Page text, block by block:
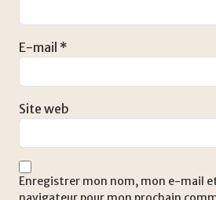
E-mail *
Site web
Enregistrer mon nom, mon e-mail